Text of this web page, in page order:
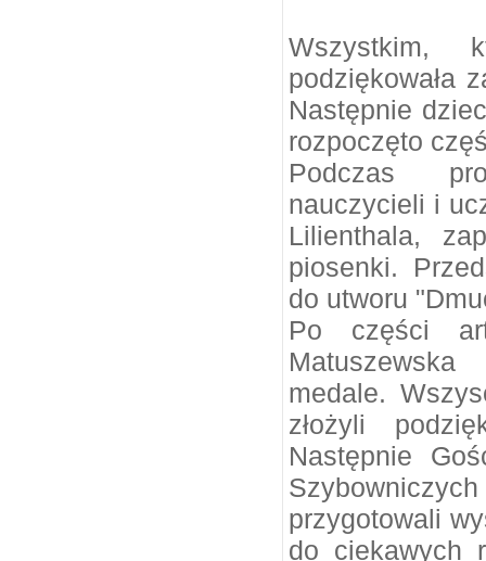
Wszystkim,
podziękowała
Następnie
rozpoczęto
Podczas
nauczycieli i
Lilienthala,
piosenki.
do utworu
Po części
medale.
złożyli
Następnie
przygotowali
do ciekawych